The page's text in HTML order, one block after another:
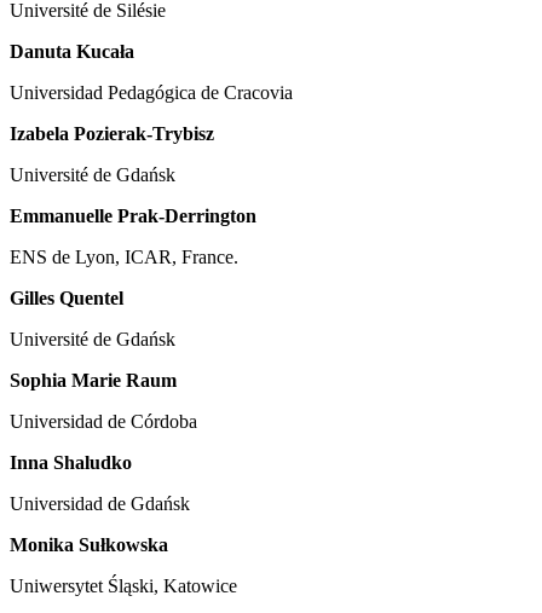
Université de Silésie
Danuta Kucała
Universidad Pedagógica de Cracovia
Izabela Pozierak-Trybisz
Université de Gdańsk
Emmanuelle Prak-Derrington
ENS de Lyon, ICAR, France.
Gilles Quentel
Université de Gdańsk
Sophia Marie Raum
Universidad de Córdoba
Inna Shaludko
Universidad de Gdańsk
Monika Sułkowska
Uniwersytet Śląski, Katowice